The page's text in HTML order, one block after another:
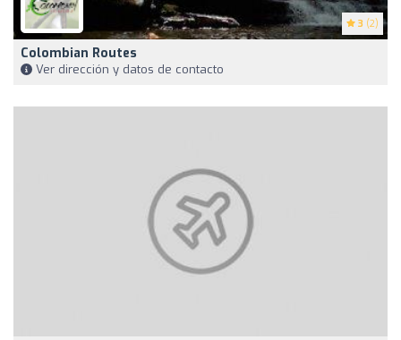
3 (2)
Colombian Routes
Ver dirección y datos de contacto